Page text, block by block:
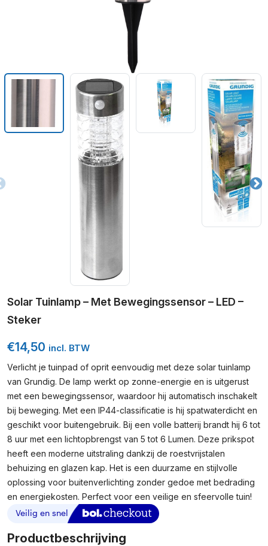
Solar Tuinlamp – Met Bewegingssensor – LED –
Steker
€14,50 incl. BTW
Verlicht je tuinpad of oprit eenvoudig met deze solar tuinlamp
van Grundig. De lamp werkt op zonne-energie en is uitgerust
met een bewegingssensor, waardoor hij automatisch inschakelt
bij beweging. Met een IP44-classificatie is hij spatwaterdicht en
geschikt voor buitengebruik. Bij een volle batterij brandt hij 6 tot
8 uur met een lichtopbrengst van 5 tot 6 Lumen. Deze prikspot
heeft een moderne uitstraling dankzij de roestvrijstalen
behuizing en glazen kap. Het is een duurzame en stijlvolle
oplossing voor buitenverlichting zonder gedoe met bedrading
en energiekosten. Perfect voor een veilige en sfeervolle tuin!
Productbeschrijving